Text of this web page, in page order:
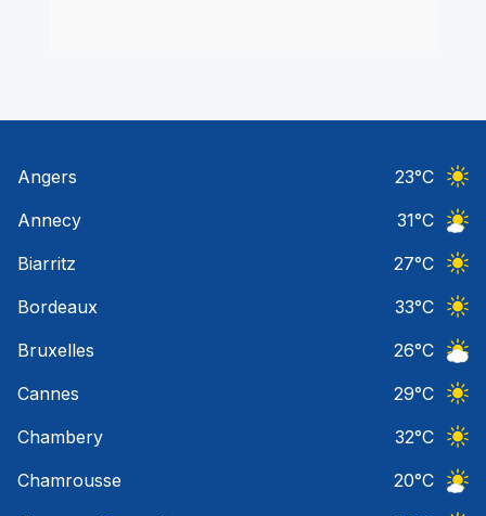
Angers 23°C
Annecy
31°C
Biarritz
27°C
Bordeaux
33°C
Bruxelles
26°C
Cannes
29°C
Chambery
32°C
Chamrousse
20°C